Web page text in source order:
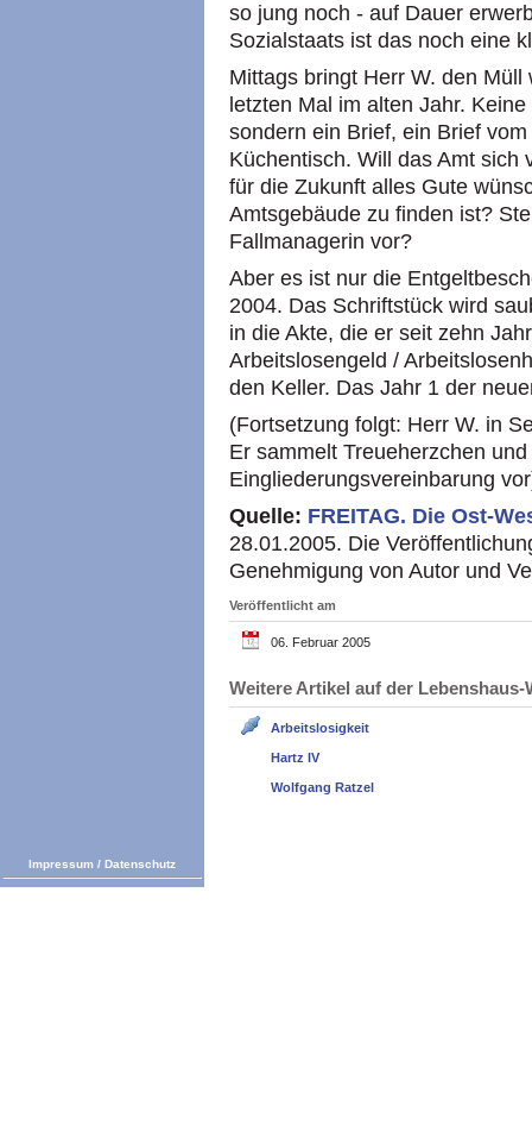
so jung noch - auf Dauer
Sozialstaats ist das noch eine
Mittags bringt Herr W. den
letzten Mal im alten Jahr.
sondern ein Brief, ein Brief
Küchentisch. Will das Amt sich
für die Zukunft alles Gute
Amtsgebäude zu finden ist?
Fallmanagerin vor?
Aber es ist nur die
2004. Das Schriftstück wird
in die Akte, die er seit zehn
Arbeitslosengeld /
den Keller. Das Jahr 1 der
(Fortsetzung folgt: Herr W. in
Er sammelt Treueherzchen
Eingliederungsvereinbarung
Quelle: FREITAG. Die Ost-
28.01.2005. Die
Genehmigung von Autor und
Veröffentlicht am
06. Februar 2005
Weitere Artikel auf der
Arbeitslosigkeit
Hartz IV
Wolfgang Ratzel
Impressum / Datenschutz